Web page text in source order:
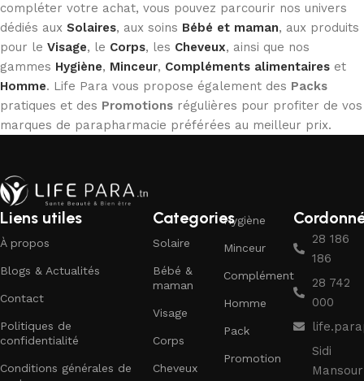
compléter votre achat, vous pouvez parcourir nos univers
dédiés aux Solaires, aux soins Bébé et maman, aux produits
pour le Visage, le Corps, les Cheveux, ainsi que nos
gammes Hygiène, Minceur, Compléments alimentaires et
Homme. Life Para vous propose également des Packs
pratiques et des Promotions régulières pour profiter de vos
marques de parapharmacie préférées au meilleur prix.
Liens utiles
À propos
Blogs & Actualités
Contact
Politiques de
confidentialité
Conditions générales de
Categories
Solaire
Bébé &
maman
Visage
Corps
Cheveux
Hygiène
Minceur
Complément
Homme
Pack
Promotion
28 186
186
28 742
000
Sidi
Mansour